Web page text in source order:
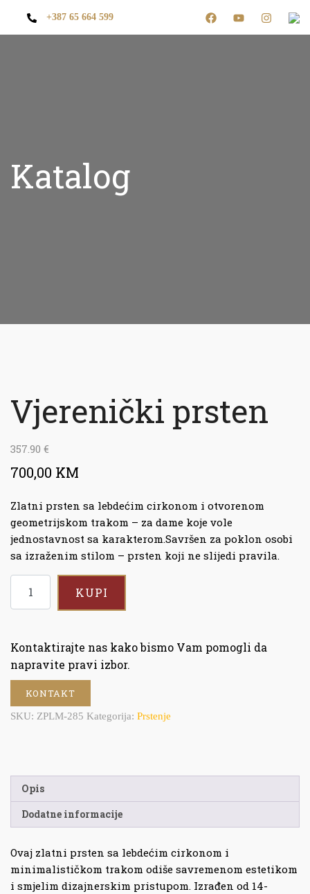
+387 65 664 599
Katalog
Vjerenički prsten
357.90 €
700,00 KM
Zlatni prsten sa lebdećim cirkonom i otvorenom
geometrijskom trakom – za dame koje vole
jednostavnost sa karakterom.Savršen za poklon osobi
sa izraženim stilom – prsten koji ne slijedi pravila.
KUPI
Kontaktirajte nas kako bismo Vam pomogli da
napravite pravi izbor.
KONTAKT
SKU: ZPLM-285 Kategorija: Prstenje
Opis
Dodatne informacije
Ovaj zlatni prsten sa lebdećim cirkonom i
minimalističkom trakom odiše savremenom estetikom
i smjelim dizajnerskim pristupom. Izrađen od 14-